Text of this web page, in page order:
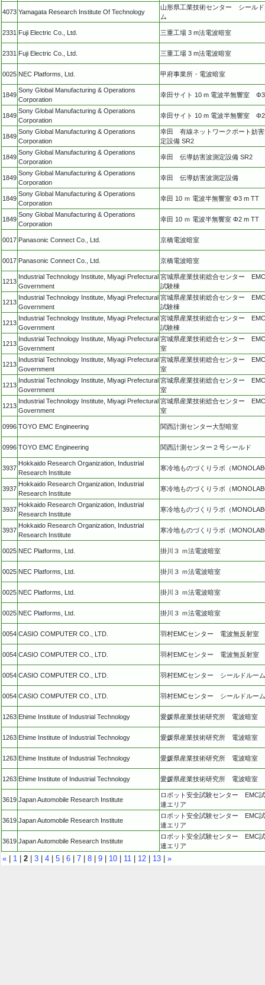
4073 Yamagata Research Institute Of Technology
山形県工業技術センター シール
ム
2331 Fuji Electric Co., Ltd. 三重工場 3 m法電波暗室
2331 Fuji Electric Co., Ltd. 三重工場 3 m法電波暗室
0025 NEC Platforms, Ltd. 甲府事業所・電波暗室
1849
Sony Global Manufacturing & Operations
Corporation
幸田サイト 10 m 電波半無響室
1849
Sony Global Manufacturing & Operations
Corporation
幸田サイト 10 m 電波半無響室
1849
Sony Global Manufacturing & Operations
Corporation
幸田 有線ネットワークポート妨
定設備 SR2
1849
Sony Global Manufacturing & Operations
Corporation
幸田 伝導妨害波測定設備 SR2
1849
Sony Global Manufacturing & Operations
Corporation
幸田 伝導妨害波測定設備
1849
Sony Global Manufacturing & Operations
Corporation
幸田 10 ｍ 電波半無響室 Φ3 m TT
1849
Sony Global Manufacturing & Operations
Corporation
幸田 10 ｍ 電波半無響室 Φ2 m TT
0017 Panasonic Connect Co., Ltd. 京橋電波暗室
0017 Panasonic Connect Co., Ltd. 京橋電波暗室
1213
Industrial Technology Institute, Miyagi Prefectural
Government
宮城県産業技術総合センター
試験棟
1213
Industrial Technology Institute, Miyagi Prefectural
Government
宮城県産業技術総合センター
試験棟
1213
Industrial Technology Institute, Miyagi Prefectural
Government
宮城県産業技術総合センター
試験棟
1213
Industrial Technology Institute, Miyagi Prefectural
Government
宮城県産業技術総合センター
室
1213
Industrial Technology Institute, Miyagi Prefectural
Government
宮城県産業技術総合センター
室
1213
Industrial Technology Institute, Miyagi Prefectural
Government
宮城県産業技術総合センター
室
1213
Industrial Technology Institute, Miyagi Prefectural
Government
宮城県産業技術総合センター
室
0996 TOYO EMC Engineering 関西計測センター大型暗室
0996 TOYO EMC Engineering 関西計測センター２号シールド
3937
Hokkaido Research Organization, Industrial
Research Institute
寒冷地ものづくりラボ（
3937
Hokkaido Research Organization, Industrial
Research Institute
寒冷地ものづくりラボ（
3937
Hokkaido Research Organization, Industrial
Research Institute
寒冷地ものづくりラボ（
3937
Hokkaido Research Organization, Industrial
Research Institute
寒冷地ものづくりラボ（
0025 NEC Platforms, Ltd. 掛川３ ｍ法電波暗室
0025 NEC Platforms, Ltd. 掛川３ ｍ法電波暗室
0025 NEC Platforms, Ltd. 掛川３ ｍ法電波暗室
0025 NEC Platforms, Ltd. 掛川３ ｍ法電波暗室
0054 CASIO COMPUTER CO., LTD. 羽村EMCセンター 電波無反射室
0054 CASIO COMPUTER CO., LTD. 羽村EMCセンター 電波無反射室
0054 CASIO COMPUTER CO., LTD. 羽村EMCセンター シールドルー
0054 CASIO COMPUTER CO., LTD. 羽村EMCセンター シールドルー
1263 Ehime Institute of Industrial Technology 愛媛県産業技術研究所 電波暗室
1263 Ehime Institute of Industrial Technology 愛媛県産業技術研究所 電波暗室
1263 Ehime Institute of Industrial Technology 愛媛県産業技術研究所 電波暗室
1263 Ehime Institute of Industrial Technology 愛媛県産業技術研究所 電波暗室
3619 Japan Automobile Research Institute
ロボット安全試験センター EMC
連エリア
3619 Japan Automobile Research Institute
ロボット安全試験センター EMC
連エリア
3619 Japan Automobile Research Institute
ロボット安全試験センター EMC
連エリア
« | 1 | 2 | 3 | 4 | 5 | 6 | 7 | 8 | 9 | 10 | 11 | 12 | 13 | »